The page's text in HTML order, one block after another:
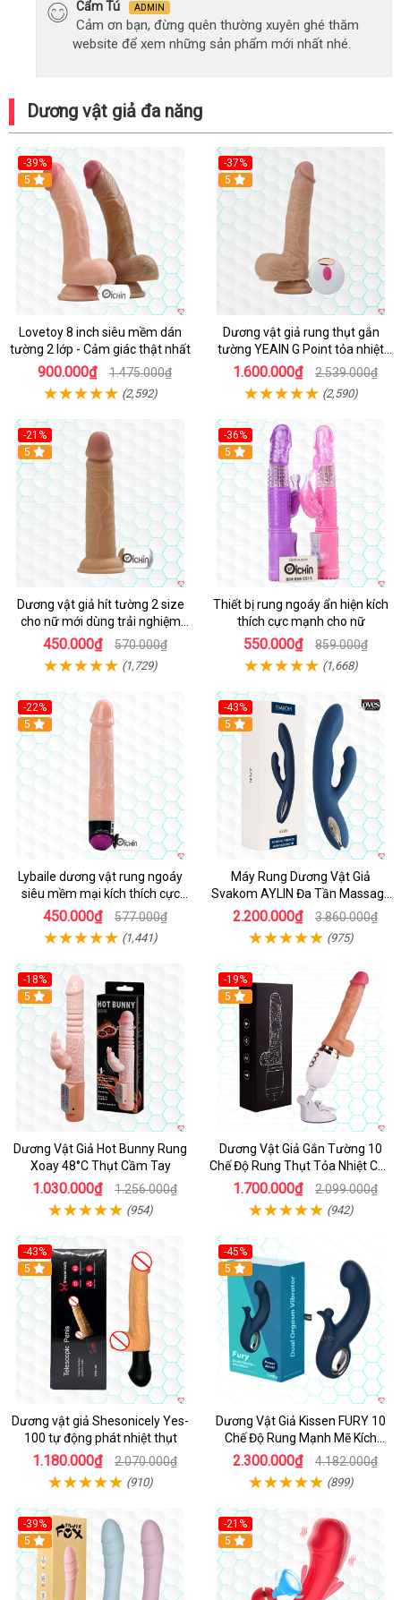
Cẩm Tú ADMIN
Cảm ơn bạn, đừng quên thường xuyên ghé thăm
website để xem những sản phẩm mới nhất nhé.
Dương vật giả đa năng
-39%
Hot
5
Lovetoy 8 inch siêu mềm dán
tường 2 lớp - Cảm giác thật nhất
900.000₫ 1.475.000₫
(2,592)
-37%
5
Dương vật giả rung thụt gắn
tường YEAIN G Point tỏa nhiệt
điều khiển từ xa
1.600.000₫ 2.539.000₫
(2,590)
-21%
Hot
5
Dương vật giả hít tường 2 size
cho nữ mới dùng trải nghiệm
thật
450.000₫ 570.000₫
(1,729)
-36%
Hot
5
Thiết bị rung ngoáy ẩn hiện kích
thích cực mạnh cho nữ
550.000₫ 859.000₫
(1,668)
-22%
Hot
5
Lybaile dương vật rung ngoáy
siêu mềm mại kích thích cực
mạnh
450.000₫ 577.000₫
(1,441)
-43%
Hot
5
Máy Rung Dương Vật Giả
Svakom AYLIN Đa Tần Massage
Sướng
2.200.000₫ 3.860.000₫
(975)
-18%
Hot
5
Dương Vật Giả Hot Bunny Rung
Xoay 48°C Thụt Cầm Tay
1.030.000₫ 1.256.000₫
(954)
-19%
Hot
5
Dương Vật Giả Gắn Tường 10
Chế Độ Rung Thụt Tỏa Nhiệt Cao
Cấp
1.700.000₫ 2.099.000₫
(942)
-43%
5
Dương vật giả Shesonicely Yes-
100 tự động phát nhiệt thụt
1.180.000₫ 2.070.000₫
(910)
-45%
Hot
5
Dương Vật Giả Kissen FURY 10
Chế Độ Rung Mạnh Mẽ Kích
Thích
2.300.000₫ 4.182.000₫
(899)
-39%
Hot
5
-21%
Hot
5